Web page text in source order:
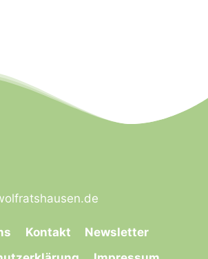
Kontakt
Newsletter